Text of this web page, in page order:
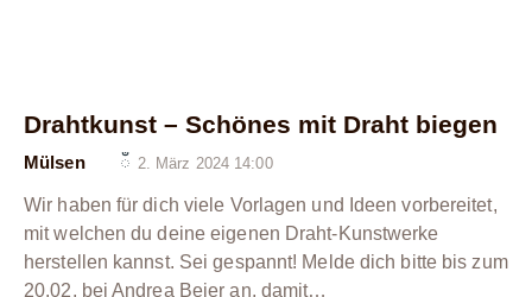
Drahtkunst – Schönes mit Draht biegen
Mülsen 2. März 2024 14:00
Wir haben für dich viele Vorlagen und Ideen vorbereitet,
mit welchen du deine eigenen Draht-Kunstwerke
herstellen kannst. Sei gespannt! Melde dich bitte bis zum
20.02. bei Andrea Beier an, damit…